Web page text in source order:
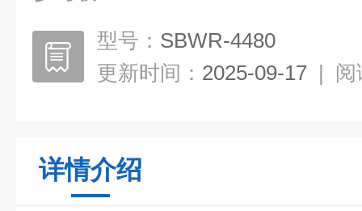
型号： SBWR-4480
更新时间： 2025-09-17 | 阅
详情介绍